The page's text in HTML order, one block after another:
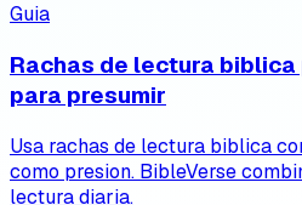
Guia
Rachas de lectura
para presumir
Usa rachas de lectura biblica
como presion. BibleVerse
lectura diaria.